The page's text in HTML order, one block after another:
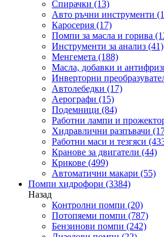
Спирачки (13)
Авто ръчни инструменти
Каросерия (17)
Помпи за масла и горива
Инструменти за анализ (41)
Менгемета (188)
Масла, добавки и
Инверторни
Автолебедки (17)
Аерографи (15)
Подемници (84)
Работни лампи и
Хидравлични разпъвачи
Работни маси и тезгяси
Кранове за двигатели (44)
Крикове (499)
Автоматични макари (55)
Помпи хидрофори (3384)
Назад
Контролни помпи (20)
Потопяеми помпи (787)
Бензинови помпи (242)